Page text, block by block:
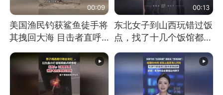
00:09
美国渔民钓获鲨鱼徒手将
其拽回大海 目击者直呼
消息）
00:13
东北女子到山西玩错过饭
点，找了十几个饭馆都没